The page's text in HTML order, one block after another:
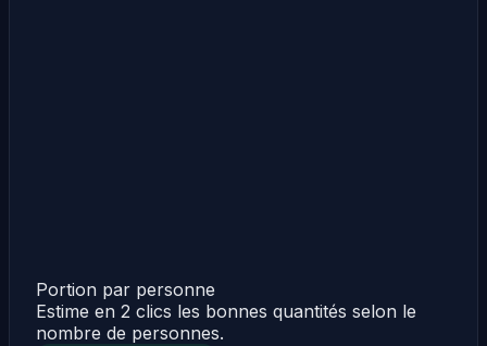
Portion par personne
Estime en 2 clics les bonnes quantités selon le
nombre de personnes.